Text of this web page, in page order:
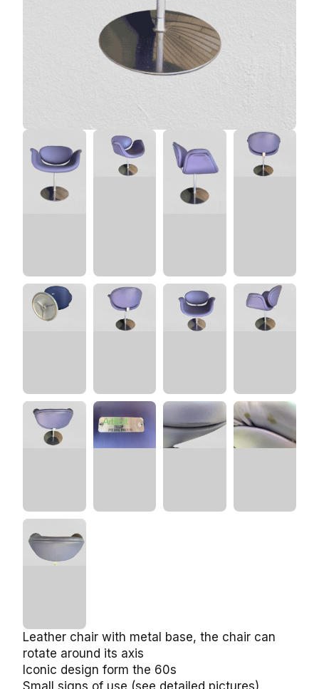
Leather chair with metal base, the chair can rotate
around its axis